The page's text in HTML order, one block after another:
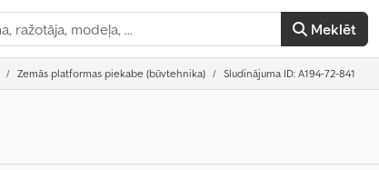
Meklēt
Zemās platformas piekabe (būvtehnika) Sludinājuma ID: A194-72-841